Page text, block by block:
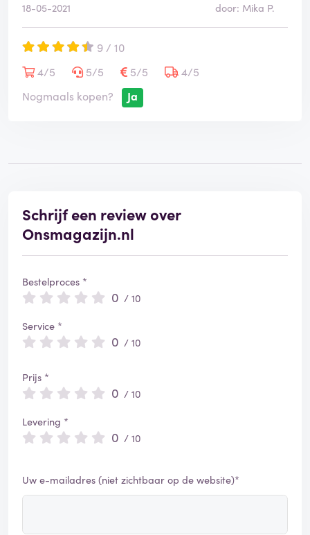
s
v
e
18-05-2021
door: Mika P.
9 / 10
4/5
5/5 5/5
4/5
Nogmaals kopen?
Ja
Schrijf een review over
Onsmagazijn.nl
Bestelproces *
0 / 10
Service *
0 / 10
Prijs *
0 / 10
Levering *
0 / 10
Uw e-mailadres (niet zichtbaar op de website)*